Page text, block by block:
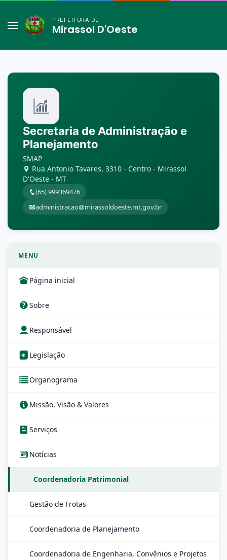
PREFEITURA DE
Mirassol D'Oeste
Secretaria de Administração e
Planejamento
SMAP
Rua Antonio Tavares, 3310 - Centro - Mirassol
D'Oeste - MT
(65) 999369476
administracao@mirassoldoeste.mt.gov.br
MENU
Página inicial
Sobre
Responsável
Legislação
Organograma
Missão, Visão & Valores
Serviços
Notícias
Coordenadoria Patrimonial
Gestão de Frotas
Coordenadoria de Planejamento
Coordenadoria de Engenharia, Convênios e Projetos